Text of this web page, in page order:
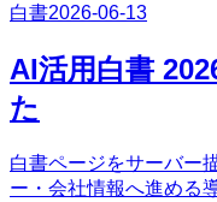
白書2026-06-13
AI活用白書
た
白書ページをサーバー
ー・会社情報へ進める